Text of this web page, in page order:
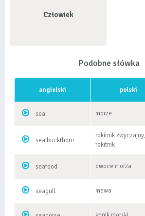
Człowiek
Podobne słówka
angielski polski
sea morze
sea buckthorn
rokitnik zwyczajny,
rokitnik
seafood owoce morza
seagull mewa